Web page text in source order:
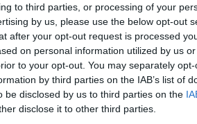
to third parties, or processing of your
by us, please use the below opt-out
after your opt-out request is processed
on personal information utilized by us
to your opt-out. You may separately
by third parties on the IAB’s list of
be disclosed by us to third parties on the
disclose it to other third parties.
valahol a
laboratóriumi
és a dinoszauruszok
határán mozog.
rex-bőrként”
az anyagra, amely
dinoszaurusz-